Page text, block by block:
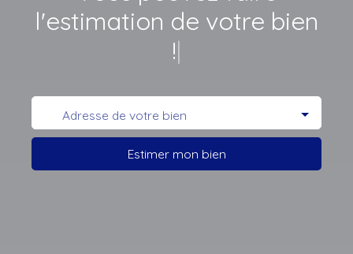
Laiss |
Estimer mon bien